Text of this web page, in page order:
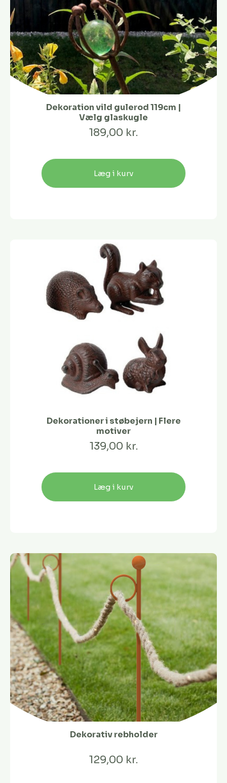
Dekoration vild gulerod 119cm |
Vælg glaskugle
189,00 kr.
Læg i kurv
Dekorationer i støbejern | Flere
motiver
139,00 kr.
Læg i kurv
Dekorativ rebholder
129,00 kr.